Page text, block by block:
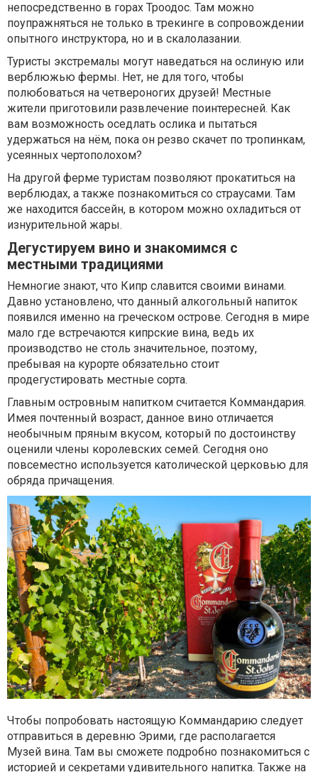
непосредственно в горах Троодос. Там можно
поупражняться не только в трекинге в сопровождении
опытного инструктора, но и в скалолазании.
Туристы экстремалы могут наведаться на ослиную или
верблюжью фермы. Нет, не для того, чтобы
полюбоваться на четвероногих друзей! Местные
жители приготовили развлечение поинтересней. Как
вам возможность оседлать ослика и пытаться
удержаться на нём, пока он резво скачет по тропинкам,
усеянных чертополохом?
На другой ферме туристам позволяют прокатиться на
верблюдах, а также познакомиться со страусами. Там
же находится бассейн, в котором можно охладиться от
изнурительной жары.
Дегустируем вино и знакомимся с
местными традициями
Немногие знают, что Кипр славится своими винами.
Давно установлено, что данный алкогольный напиток
появился именно на греческом острове. Сегодня в мире
мало где встречаются кипрские вина, ведь их
производство не столь значительное, поэтому,
пребывая на курорте обязательно стоит
продегустировать местные сорта.
Главным островным напитком считается Коммандария.
Имея почтенный возраст, данное вино отличается
необычным пряным вкусом, который по достоинству
оценили члены королевских семей. Сегодня оно
повсеместно используется католической церковью для
обряда причащения.
Чтобы попробовать настоящую Коммандарию следует
отправиться в деревню Эрими, где располагается
Музей вина. Там вы сможете подробно познакомиться с
историей и секретами удивительного напитка. Также на